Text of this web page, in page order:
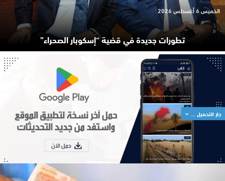
تطورات جديدة في قضية “إسكوبار الصحراء”
الخميس 6 أغسطس 2026
جار التحميل ...